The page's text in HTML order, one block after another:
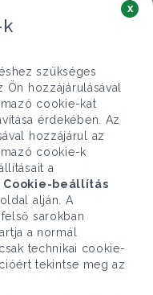
szükséges
hozzájárulásával
cookie-kat
érdekében. Az
hozzájárul az
cookie-k
a
Cookie-beállítás
alján. A
sarokban
a normál
technikai cookie-
tekintse meg az
x